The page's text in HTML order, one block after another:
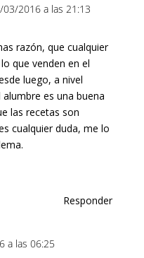
2016 a las 21:13
razón, que cualquier
que venden en el
luego, a nivel
es una buena
las recetas son
cualquier duda, me lo
Responder
a las 06:25